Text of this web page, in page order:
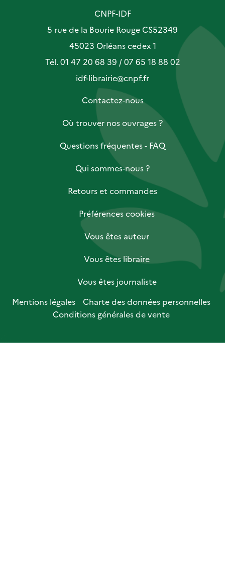
CNPF-IDF
5 rue de la Bourie Rouge CS52349
45023 Orléans cedex 1
Tél. 01 47 20 68 39 / 07 65 18 88 02
idf-librairie@cnpf.fr
Contactez-nous
Où trouver nos ouvrages ?
Questions fréquentes - FAQ
Qui sommes-nous ?
Retours et commandes
Préférences cookies
Vous êtes auteur
Vous êtes libraire
Vous êtes journaliste
Mentions légales
Charte des données personnelles
Conditions générales de vente